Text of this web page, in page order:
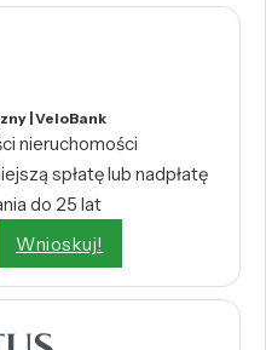
| VeloBank
nieruchomości
spłatę lub nadpłatę
do 25 lat
Wnioskuj!